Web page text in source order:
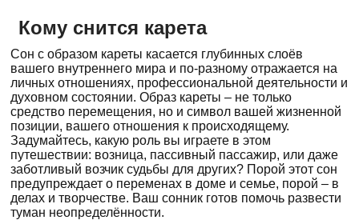
Кому снится карета
Сон с образом кареты касается глубинных слоёв
вашего внутреннего мира и по-разному отражается на
личных отношениях, профессиональной деятельности и
духовном состоянии. Образ кареты – не только
средство перемещения, но и символ вашей жизненной
позиции, вашего отношения к происходящему.
Задумайтесь, какую роль вы играете в этом
путешествии: возница, пассивный пассажир, или даже
заботливый возчик судьбы для других? Порой этот сон
предупреждает о переменах в доме и семье, порой – в
делах и творчестве. Ваш сонник готов помочь развести
туман неопределённости.